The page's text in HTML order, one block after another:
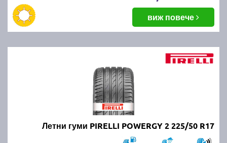
виж повече
Летни гуми PIRELLI POWERGY 2 225/50 R17